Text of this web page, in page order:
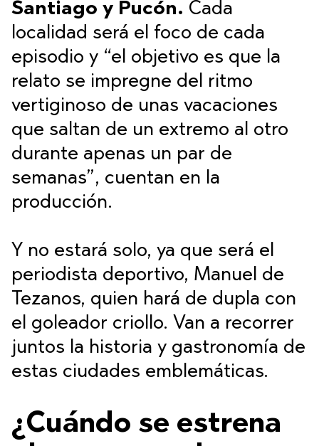
Santiago y Pucón. Cada
localidad será el foco de cada
episodio y “el objetivo es que la
relato se impregne del ritmo
vertiginoso de unas vacaciones
que saltan de un extremo al otro
durante apenas un par de
semanas”, cuentan en la
producción.
Y no estará solo, ya que será el
periodista deportivo, Manuel de
Tezanos, quien hará de dupla con
el goleador criollo. Van a recorrer
juntos la historia y gastronomía de
estas ciudades emblemáticas.
¿Cuándo se estrena